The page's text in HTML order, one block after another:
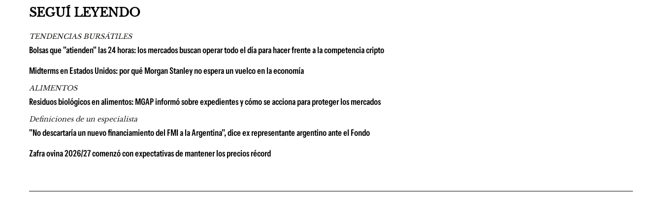
SEGUÍ LEYENDO
TENDENCIAS BURSÁTILES
Bolsas que "atienden" las 24 horas: los mercados buscan operar todo el día para hacer frente a la competencia cripto
Midterms en Estados Unidos: por qué Morgan Stanley no espera un vuelco en la economía
ALIMENTOS
Residuos biológicos en alimentos: MGAP informó sobre expedientes y cómo se acciona para proteger los mercados
Definiciones de un especialista
"No descartaría un nuevo financiamiento del FMI a la Argentina", dice ex representante argentino ante el Fondo
Zafra ovina 2026/27 comenzó con expectativas de mantener los precios récord